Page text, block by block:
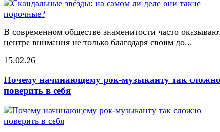
В современном обществе знаменитости часто
центре внимания не только благодаря своим до...
15.02.26
Почему начинающему рок-музыканту так сложно
поверить в себя